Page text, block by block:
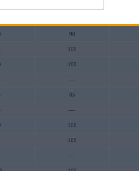
90
100
100
---
85
---
100
100
---